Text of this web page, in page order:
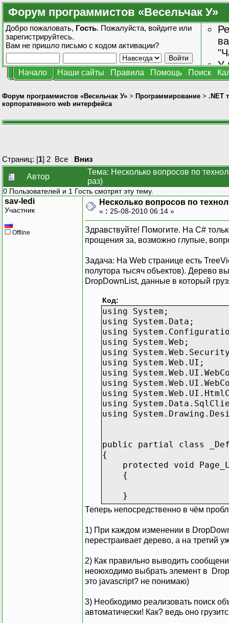
Форум программистов «Весельчак У»
Добро пожаловать, Гость. Пожалуйста, войдите или
зарегистрируйтесь.
Вам не пришло письмо с кодом активации?
У
Начало Наши сайты Правила Помощь Поиск
Форум программистов «Весельчак У» > Программирование > .NET
корпоративного web интерфейса
Страниц: [1] 2 Все
Вниз
Автор
Тема: Несколько вопросов по
раз)
0 Пользователей и 1 Гость смотрят эту тему.
sav-ledi
Участник
Offline
Несколько вопросов по
« : 25-08-2010 06:14 »
Здравствуйте! Помогите. На C#
прощения за, возможно глупые,
Задача: На Web странице есть
полутора тысяч объектов). Дерево
DropDownList, данные в который
Код:
using System;
using System.Data;
using
using System.Web;
using
using System.Web.UI;
using
using
using
using
using
public partial class
{
protected void
{
}
protected void
{
// lableStatus.Text =
}
protected void
if
{
Теперь непосредственно в чём
1) При каждом изменении в
перестраивает дерево, а на третий
2) Как правильно выводить
неоюходимо выбрать элемент в
это javascript? не понимаю)
3) Необходимо реализовать поиск
автоматически! Как? ведь оно